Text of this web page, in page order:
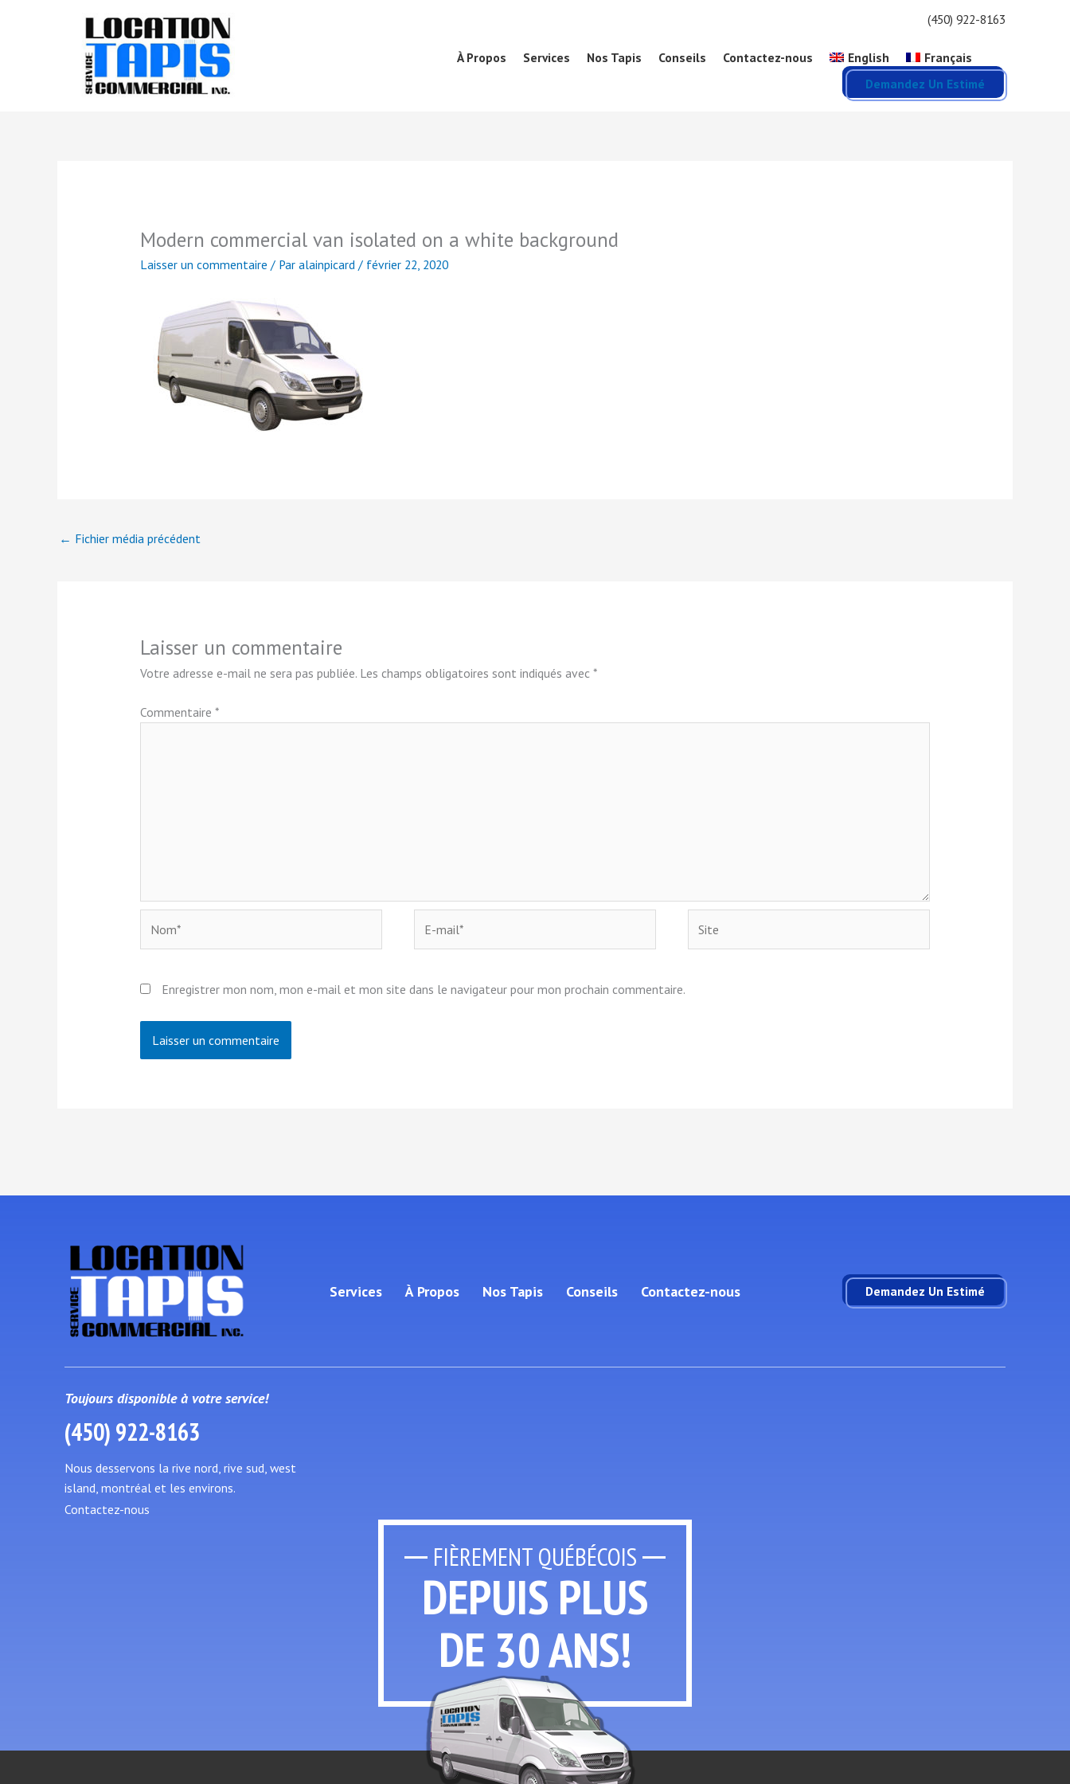
(450) 922-8163
À Propos Services Nos Tapis Conseils Contactez-nous English
Français
Demandez Un Estimé
Modern commercial van isolated on a white background
Laisser un commentaire / Par alainpicard / février 22, 2020
← Fichier média précédent
Laisser un commentaire
Votre adresse e-mail ne sera pas publiée. Les champs obligatoires sont indiqués avec *
Commentaire *
mail*
Enregistrer mon nom, mon e-mail et mon site dans le navigateur pour mon prochain commentaire.
Services À Propos Nos Tapis Conseils Contactez-nous Demandez Un Estimé
Toujours disponible à votre service!
(450) 922-8163
Nous desservons la rive nord, rive sud, west
island, montréal et les environs.
Contactez-nous
FIÈREMENT QUÉBÉCOIS
DEPUIS PLUS
DE 30 ANS!